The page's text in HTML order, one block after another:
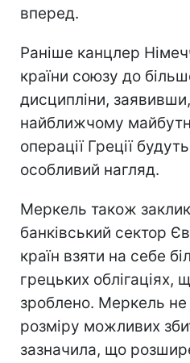
вперед.
Раніше канцлер
країни союзу до
дисципліни,
найближчому
операції Греції
особливий нагляд.
Меркель також
банківський сектор
країн взяти на себе
грецьких облігаціях,
зроблено. Меркель не
розміру можливих
зазначила, що